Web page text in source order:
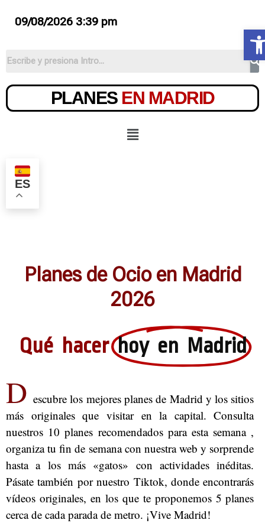
09/08/2026 3:39 pm
PLANES EN MADRID
ES
Planes de Ocio en Madrid
2026
Qué hacer hoy en Madrid
D escubre los mejores planes de Madridy los sitios
más originales que visitar en la capital. Consulta
nuestros 10 planes recomendados para esta semana ,
organiza tu fin de semana con nuestra web y sorprende
hasta a los más «gatos» con actividades inéditas.
Pásate también por nuestro Tiktok, donde encontrarás
vídeos originales, en los que te proponemos 5 planes
cerca de cada parada de metro. ¡Vive Madrid!